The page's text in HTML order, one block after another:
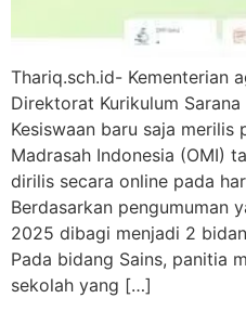
Thariq.sch.id- Kementerian
Direktorat Kurikulum
Kesiswaan baru saja merilis
Madrasah Indonesia (OMI)
dirilis secara online pada
Berdasarkan pengumuman
2025 dibagi menjadi 2
Pada bidang Sains, panitia
sekolah yang […]